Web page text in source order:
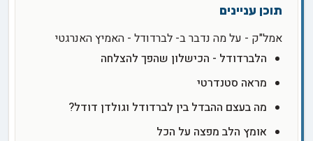
אמל"ק - על מה נדבר ב- לברדודל - האמיץ האנרגטי
הלברדודל - הכישלון שהפך להצלחה
מראה סטנדרטי
מה בעצם ההבדל בין לברדודל וגולדן דודל?
אומץ הלב מפצה על הכל